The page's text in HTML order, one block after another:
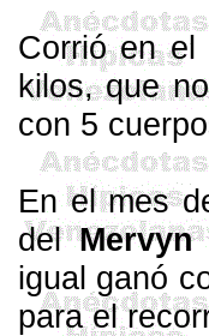
Corrió en el
kilos, que
con 5
En el mes
delMervyn
igual ganó
para el